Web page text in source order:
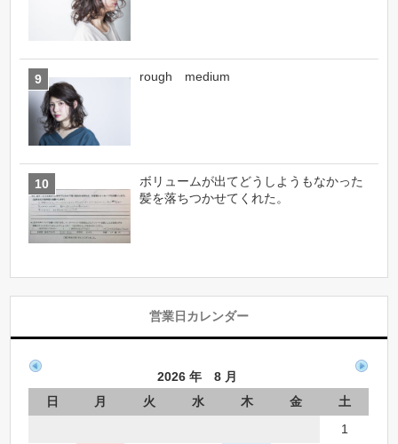
rough medium
ボリュームが出てどうしようもなかった
髪を落ちつかせてくれた。
営業日カレンダー
2026 年 8 月
日
月 火 水 木 金
土
1